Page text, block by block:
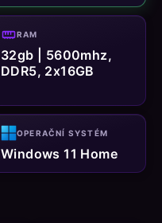
RAM
32gb | 5600mhz,
DDR5, 2x16GB
OPERAČNÍ SYSTÉM
Windows 11 Home